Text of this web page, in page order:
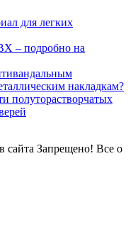
для легких
– подробно на
накладкам?
полуторастворчатых
сайта Запрещено! Все о